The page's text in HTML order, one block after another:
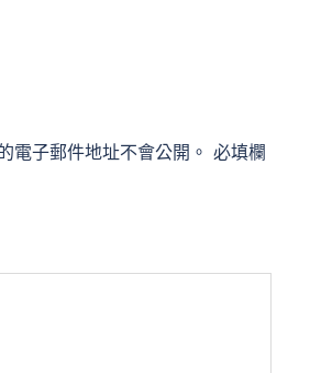
電子郵件地址不會公開。 必填欄